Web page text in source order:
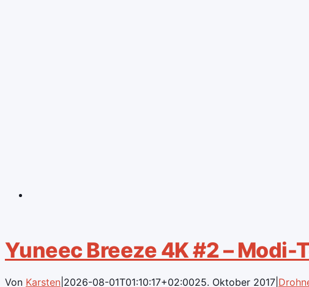
Yuneec Breeze 4K #2 – Modi-
Von Karsten 2026-08-01T01:10:17+02:0025. Oktober 2017